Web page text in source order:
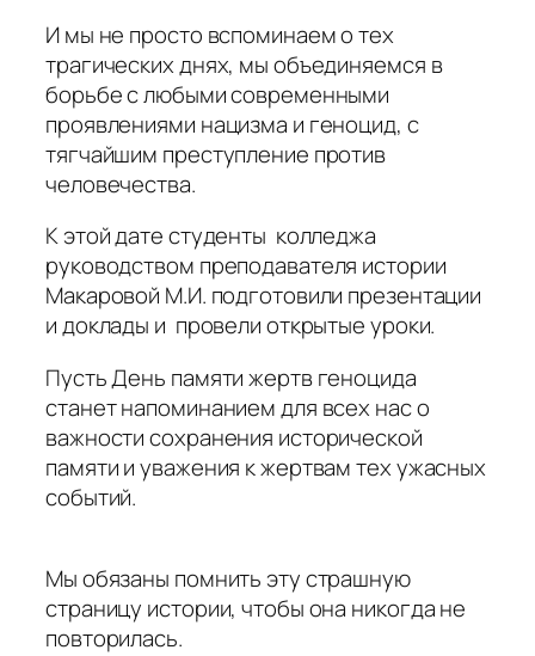
И мы не просто вспоминаем о тех
трагических днях, мы объединяемся в
борьбе с любыми современными
проявлениями нацизма и геноцид, с
тягчайшим преступление против
человечества.
К этой дате студенты колледжа
руководством преподавателя истории
Макаровой М.И. подготовили презентации
и доклады и провели открытые уроки.
Пусть День памяти жертв геноцида
станет напоминанием для всех нас о
важности сохранения исторической
памяти и уважения к жертвам тех ужасных
событий.
Мы обязаны помнить эту страшную
страницу истории, чтобы она никогда не
повторилась.